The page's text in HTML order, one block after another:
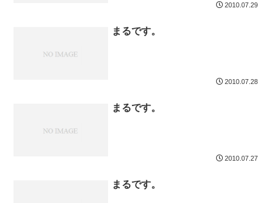
2010.07.29
まるです。
2010.07.28
まるです。
2010.07.27
まるです。